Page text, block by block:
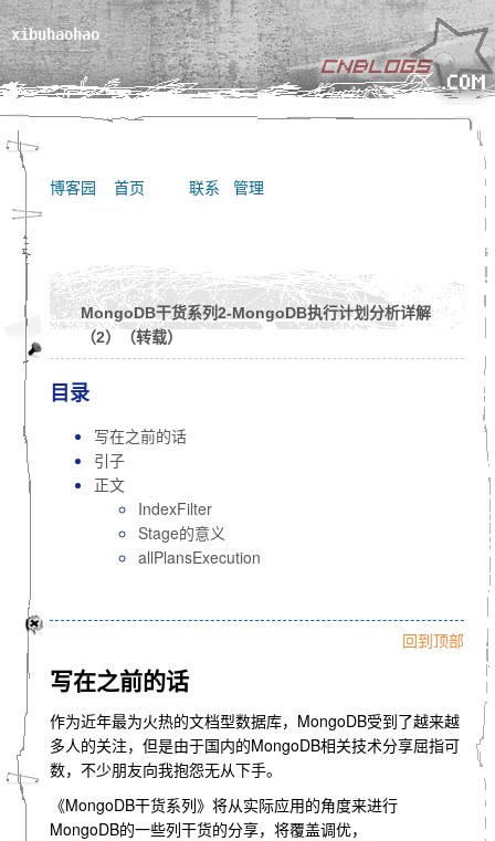
xibuhaohao
博客园 首页 联系 管理
MongoDB干货系列2-MongoDB执行计划分析详解
（2）（转载）
目录
写在之前的话
引子
正文
IndexFilter
Stage的意义
allPlansExecution
回到顶部
写在之前的话
作为近年最为火热的文档型数据库，MongoDB受到了越来越
多人的关注，但是由于国内的MongoDB相关技术分享屈指可
数，不少朋友向我抱怨无从下手。
《MongoDB干货系列》将从实际应用的角度来进行
MongoDB的一些列干货的分享，将覆盖调优，